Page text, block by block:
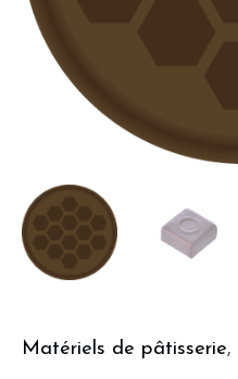
Matériels de pâtisserie,